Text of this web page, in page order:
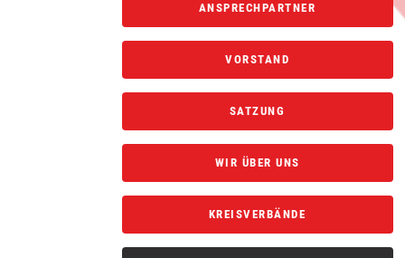
ANSPRECHPARTNER
VORSTAND
SATZUNG
WIR ÜBER UNS
KREISVERBÄNDE